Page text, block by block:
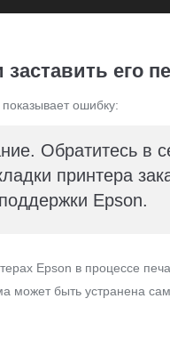
его
ошибку:
Обратитесь в
принтера
Epson.
Epson в процессе
может быть устранена